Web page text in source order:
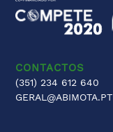
CONTACTOS
(351) 234 612 640
GERAL@ABIMOTA.PT